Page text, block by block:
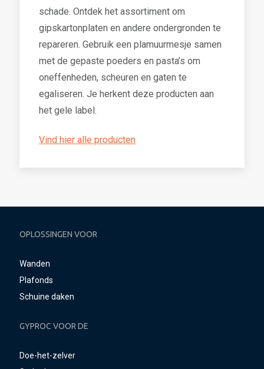
schade. Ontdek het assortiment om
gipskartonplaten en andere ondergronden te
repareren. Gebruik een plamuurmesje samen
met de gepaste poeders en pasta’s om
oneffenheden, scheuren en gaten te
egaliseren. Je herkent deze producten aan
het gele label.
Vind hier alle producten
OPLOSSINGEN VOOR
Wanden
Plafonds
Schuine daken
GYPROC VOOR DE
Doe-het-zelver